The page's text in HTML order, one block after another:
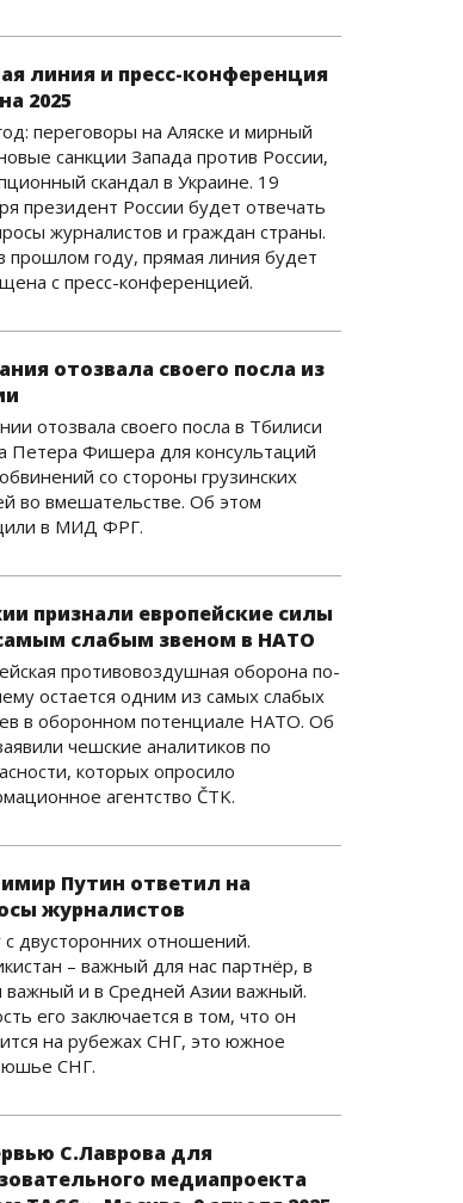
линия и пресс-конференция
2025
переговоры на Аляске и мирный
санкции Запада против России,
скандал в Украине. 19
президент России будет отвечать
журналистов и граждан страны.
прошлом году, прямая линия будет
с пресс-конференцией.
отозвала своего посла из
отозвала своего посла в Тбилиси
Петера Фишера для консультаций
со стороны грузинских
во вмешательстве. Об этом
в МИД ФРГ.
признали европейские силы
слабым звеном в НАТО
противовоздушная оборона по-
остается одним из самых слабых
в оборонном потенциале НАТО. Об
чешские аналитиков по
которых опросило
агентство ČTK.
Путин ответил на
журналистов
с двусторонних отношений.
– важный для нас партнёр, в
важный и в Средней Азии важный.
его заключается в том, что он
на рубежах СНГ, это южное
СНГ.
С.Лаврова для
медиапроекта